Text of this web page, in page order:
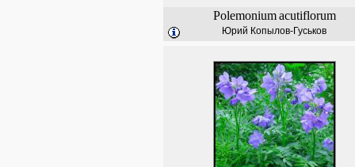
Polemonium acutiflorum
Юрий Копылов-Гуськов